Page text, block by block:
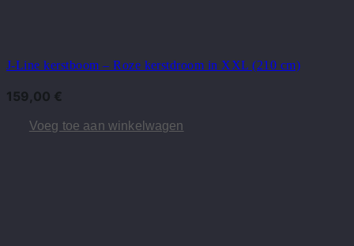
J-Line kerstboom – Roze kerstdroom in XXL (210 cm)
159,00 €
Voeg toe aan winkelwagen